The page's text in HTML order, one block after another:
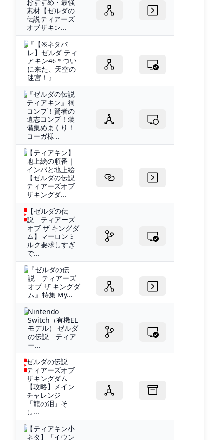
おすすめ・最強
素材【ゼルダの
伝説ティアーズ
オブザキン...
『【※ネタバ
レ】ゼルダ ティ
アキン46＊つい
に来た、天空の
迷宮！』
『ゼルダの伝説
ティアキン』祠
コンプ！賢者の
遺志コンプ！装
備集めまくり！
コーガ様...
【ティアキン】
地上絵の順番｜
インパと地上絵
【ゼルダの伝説
ティアーズオブ
ザキングダ...
【ゼルダの伝
説 ティアーズ
オブ ザ キングダ
ム】マーロンミ
ルク要求しすぎ
で...
『ゼルダの伝
説 ティアーズ
オブ ザ キングダ
ム』特集 My...
Nintendo
Switch（有機EL
モデル） ゼルダ
の伝説 ティア
ー...
ゼルダの伝説
ティアーズオブ
ザキングダム
【攻略】メイン
チャレンジ
「龍の泪」そ
し...
【ティアキン小
ネタ】「イウン